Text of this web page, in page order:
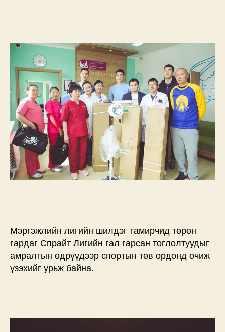
Мэргэжлийн лигийн шилдэг тамирчид төрөн
гардаг Спрайт Лигийн гал гарсан тоглолтуудыг
амралтын өдрүүдээр спортын төв ордонд очиж
үзэхийг урьж байна.